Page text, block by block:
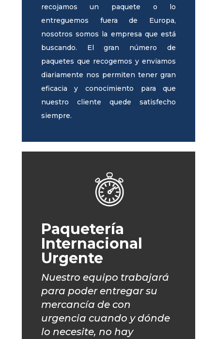
recojamos un paquete o lo
entreguemos fuera de Europa,
nosotros somos la empresa que está
buscando. El gran número de
paquetes que recogemos y enviamos
diariamente nos permiten tener gran
eficacia y conocimiento para que
nuestro cliente quede satisfecho
siempre.
Paquetería
Internacional
Urgente
Nuestro equipo trabajará
para poder entregar su
mercancía de con
urgencia cuando y dónde
lo necesite, no hay